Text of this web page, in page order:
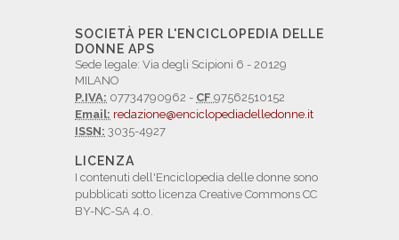
SOCIETÀ PER L'ENCICLOPEDIA DELLE
DONNE APS
Sede legale: Via degli Scipioni 6 - 20129
MILANO
P.IVA: 07734790962 - CF 97562510152
Email: redazione@enciclopediadelledonne.it
ISSN: 3035-4927
LICENZA
I contenuti dell'Enciclopedia delle donne sono
pubblicati sotto licenza Creative Commons CC
BY-NC-SA 4.0.